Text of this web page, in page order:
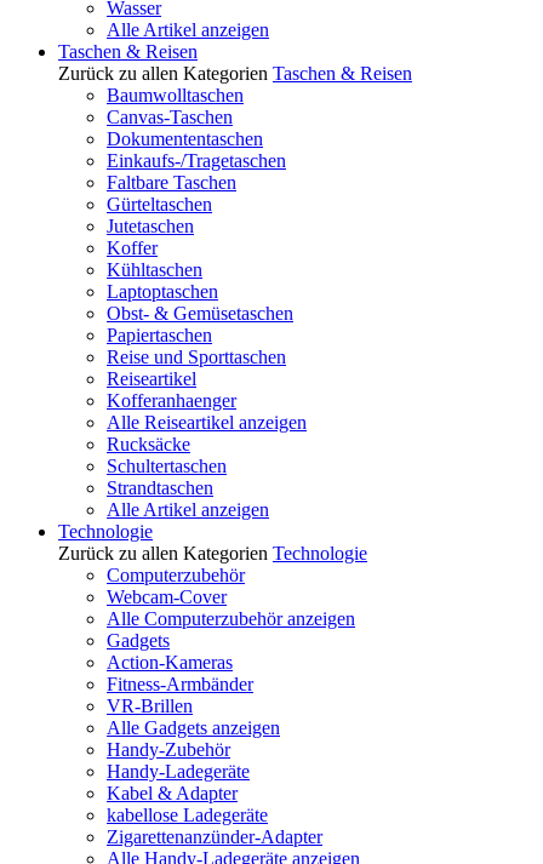
Wasser
Alle Artikel anzeigen
Taschen & Reisen
Zurück zu allen Kategorien Taschen & Reisen
Baumwolltaschen
Canvas-Taschen
Dokumententaschen
Einkaufs-/Tragetaschen
Faltbare Taschen
Gürteltaschen
Jutetaschen
Koffer
Kühltaschen
Laptoptaschen
Obst- & Gemüsetaschen
Papiertaschen
Reise und Sporttaschen
Reiseartikel
Kofferanhaenger
Alle Reiseartikel anzeigen
Rucksäcke
Schultertaschen
Strandtaschen
Alle Artikel anzeigen
Technologie
Zurück zu allen Kategorien Technologie
Computerzubehör
Webcam-Cover
Alle Computerzubehör anzeigen
Gadgets
Action-Kameras
Fitness-Armbänder
VR-Brillen
Alle Gadgets anzeigen
Handy-Zubehör
Handy-Ladegeräte
Kabel & Adapter
kabellose Ladegeräte
Zigarettenanzünder-Adapter
Alle Handy-Ladegeräte anzeigen